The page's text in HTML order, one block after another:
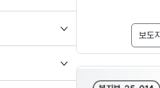
보도